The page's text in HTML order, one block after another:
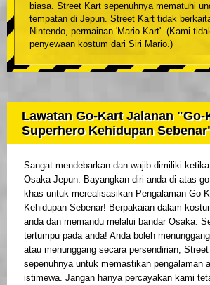
biasa. Street Kart sepenuhnya mematuhi
tempatan di Jepun. Street Kart tidak
Nintendo, permainan 'Mario Kart'. (Kami
penyewaan kostum dari Siri Mario.)
Lawatan Go-Kart Jalanan "Go-
Superhero Kehidupan
Sangat mendebarkan dan wajib dimiliki
Osaka Jepun. Bayangkan diri anda di atas
khas untuk merealisasikan Pengalaman Go-
Kehidupan Sebenar! Berpakaian dalam
anda dan memandu melalui bandar Osaka.
tertumpu pada anda! Anda boleh
atau menunggang secara persendirian,
sepenuhnya untuk memastikan pengalaman
istimewa. Jangan hanya percayakan kami